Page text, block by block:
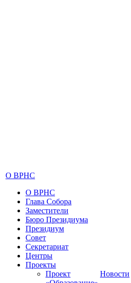
О ВРНС
О ВРНС
Глава Собора
Заместители
Бюро Президиума
Президиум
Совет
Секретариат
Центры
Проекты
Проект
Новости